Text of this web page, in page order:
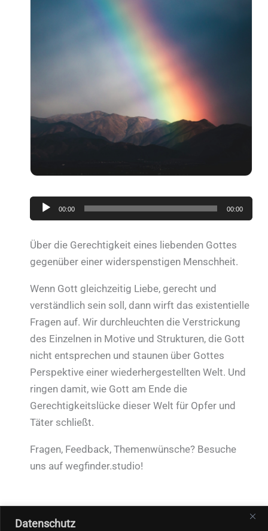
Datenschutz
Audio-
Player
00:00 00:00
Über die Gerechtigkeit eines liebenden Gottes
gegenüber einer widerspenstigen Menschheit.
Wenn Gott gleichzeitig Liebe, gerecht und
verständlich sein soll, dann wirft das existentielle
Fragen auf. Wir durchleuchten die Verstrickung
des Einzelnen in Motive und Strukturen, die Gott
nicht entsprechen und staunen über Gottes
Perspektive einer wiederhergestellten Welt. Und
ringen damit, wie Gott am Ende die
Gerechtigkeitslücke dieser Welt für Opfer und
Täter schließt.
Fragen, Feedback, Themenwünsche? Besuche
uns auf wegfinder.studio!
←Vorheriger Beitrag